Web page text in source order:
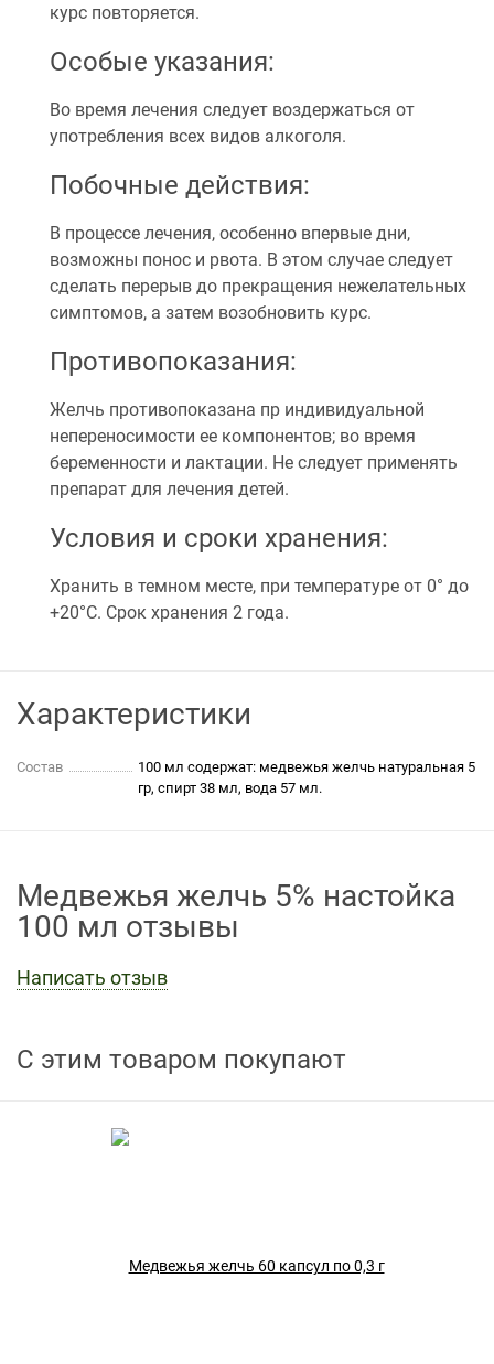
курс повторяется.
Особые указания:
Во время лечения следует воздержаться от
употребления всех видов алкоголя.
Побочные действия:
В процессе лечения, особенно впервые дни,
возможны понос и рвота. В этом случае следует
сделать перерыв до прекращения нежелательных
симптомов, а затем возобновить курс.
Противопоказания:
Желчь противопоказана пр индивидуальной
непереносимости ее компонентов; во время
беременности и лактации. Не следует применять
препарат для лечения детей.
Условия и сроки хранения:
Хранить в темном месте, при температуре от 0° до
+20°С. Срок хранения 2 года.
Характеристики
Состав
100 мл содержат: медвежья желчь натуральная 5
гр, спирт 38 мл, вода 57 мл.
Медвежья желчь 5% настойка
100 мл отзывы
Написать отзыв
С этим товаром покупают